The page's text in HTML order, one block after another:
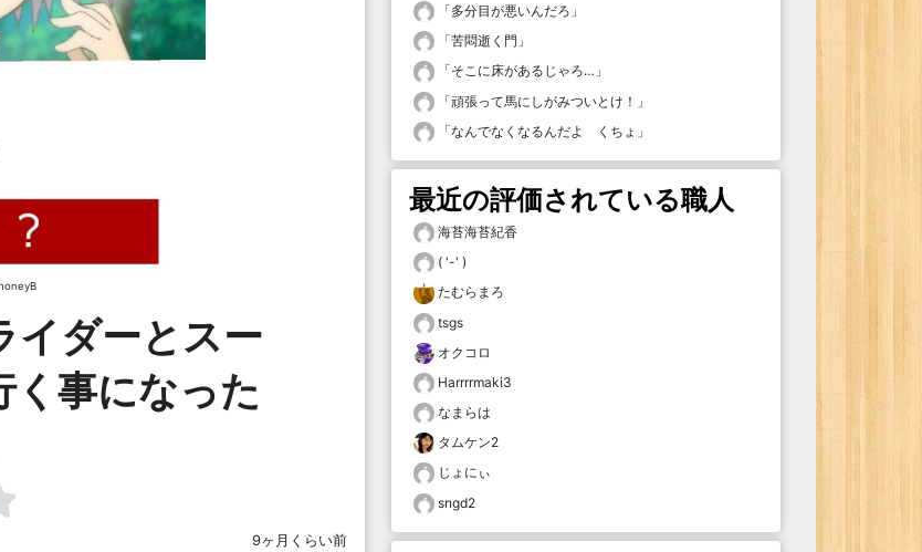
イダーとスー
く事になった
9ヶ月くらい前
「多分目が悪いんだろ 」
「苦悶逝く門 」
「そこに床があるじゃろ… 」
「頑張って馬にしがみついとけ！ 」
「なんでなくなるんだよ くちょ 」
最近の評価されている職人
海苔海苔紀香
( '-' )
たむらまろ
tsgs
オクコロ
Harrrrmaki3
なまらは
タムケン2
じょにぃ
sngd2